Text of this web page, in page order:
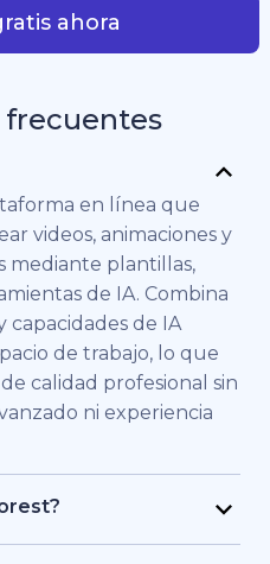
ahora
en línea que
videos, animaciones y
mediante plantillas,
de IA. Combina
capacidades de IA
de trabajo, lo que
calidad profesional sin
ni experiencia
para personas y